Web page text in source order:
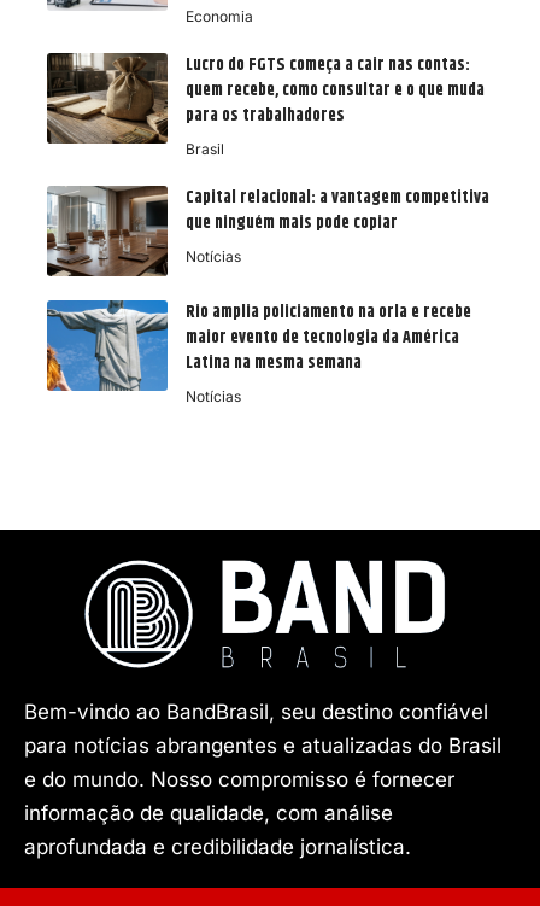
Economia
Lucro do FGTS começa a cair nas contas:
quem recebe, como consultar e o que muda
para os trabalhadores
Brasil
Capital relacional: a vantagem competitiva
que ninguém mais pode copiar
Notícias
Rio amplia policiamento na orla e recebe
maior evento de tecnologia da América
Latina na mesma semana
Notícias
Bem-vindo ao BandBrasil, seu destino confiável
para notícias abrangentes e atualizadas do Brasil
e do mundo. Nosso compromisso é fornecer
informação de qualidade, com análise
aprofundada e credibilidade jornalística.